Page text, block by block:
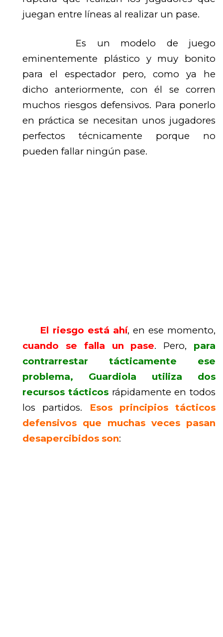
juegan entre líneas al realizar un pase.
Es un modelo de juego
eminentemente plástico y muy bonito
para el espectador pero, como ya he
dicho anteriormente, con él se corren
muchos riesgos defensivos. Para ponerlo
en práctica se necesitan unos jugadores
perfectos técnicamente porque no
pueden fallar ningún pase.
El riesgo está ahí, en ese momento,
cuando se falla un pase. Pero, para
contrarrestar tácticamente ese
problema, Guardiola utiliza dos
recursos tácticosrápidamente en todos
los partidos.
Esos principios tácticos
defensivos que muchas veces pasan
desapercibidos son: